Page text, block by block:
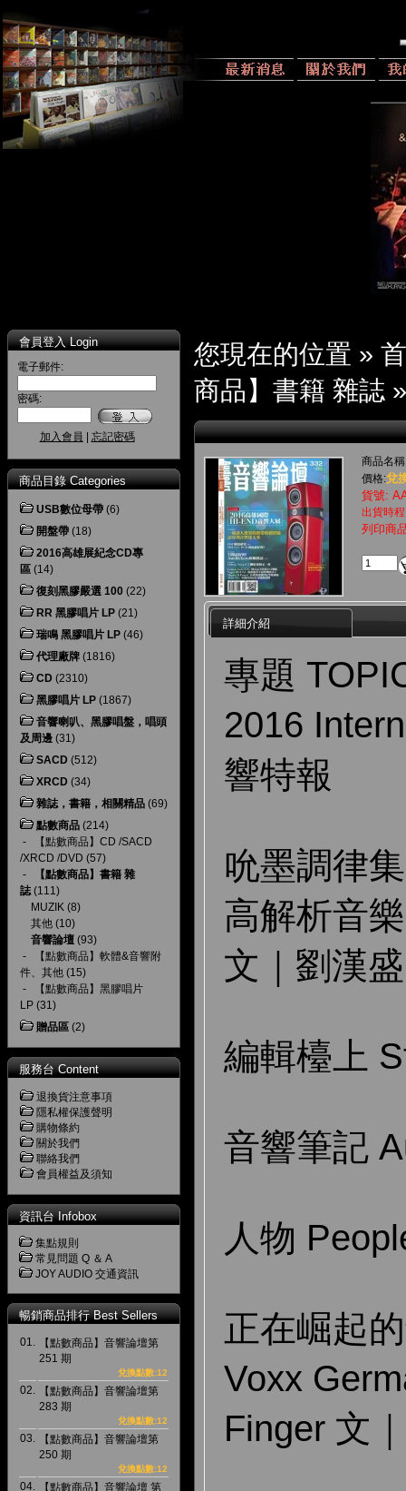
會員登入 Login
電子郵件:
密碼:
加入會員 忘記密碼
商品目錄 Categories
USB數位母帶 (6)
開盤帶 (18)
2016高雄展紀念CD專
區 (14)
復刻黑膠嚴選 100 (22)
RR 黑膠唱片 LP (21)
瑞鳴 黑膠唱片 LP (46)
代理廠牌 (1816)
CD (2310)
黑膠唱片 LP (1867)
音響喇叭、黑膠唱盤，唱頭
及周邊 (31)
SACD (512)
XRCD (34)
雜誌，書籍，相關精品 (69)
點數商品 (214)
-
【點數商品】CD /SACD
/XRCD /DVD (57)
-
【點數商品】書籍 雜
誌(111)
MUZIK (8)
其他 (10)
音響論壇 (93)
-
【點數商品】軟體&音響附
件、其他 (15)
-
【點數商品】黑膠唱片
LP (31)
贈品區 (2)
服務台 Content
退換貨注意事項
隱私權保護聲明
購物條約
關於我們
聯絡我們
會員權益及須知
資訊台 Infobox
集點規則
常見問題 Q ＆ A
JOY AUDIO 交通資訊
暢銷商品排行 Best Sellers
01.
【點數商品】音響論壇第
251 期
兌換點數:12
02.
【點數商品】音響論壇第
283 期
兌換點數:12
03.
【點數商品】音響論壇第
250 期
兌換點數:12
04.
【點數商品】音響論壇 第
您現在的位置 »
商品】書籍 雜誌
商品名
價格:兌
貨號:
出貨時
列印商
詳細介紹
專題
2016
響特報
吮墨調律
高解析音
文｜劉漢盛
編輯檯上
音響筆記
人物
正在崛起
Voxx
Finger 文